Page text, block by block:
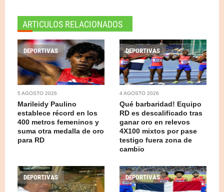
ARTICULOS RELACIONADOS
DEPORTIVAS
5 AGOSTO 2026
Marileidy Paulino
establece récord en los
400 metros femeninos y
suma otra medalla de oro
para RD
DEPORTIVAS
4 AGOSTO 2026
Qué barbaridad! Equipo
RD es descalificado tras
ganar oro en relevos
4X100 mixtos por pase
testigo fuera zona de
cambio
DEPORTIVAS DEPORTIVAS